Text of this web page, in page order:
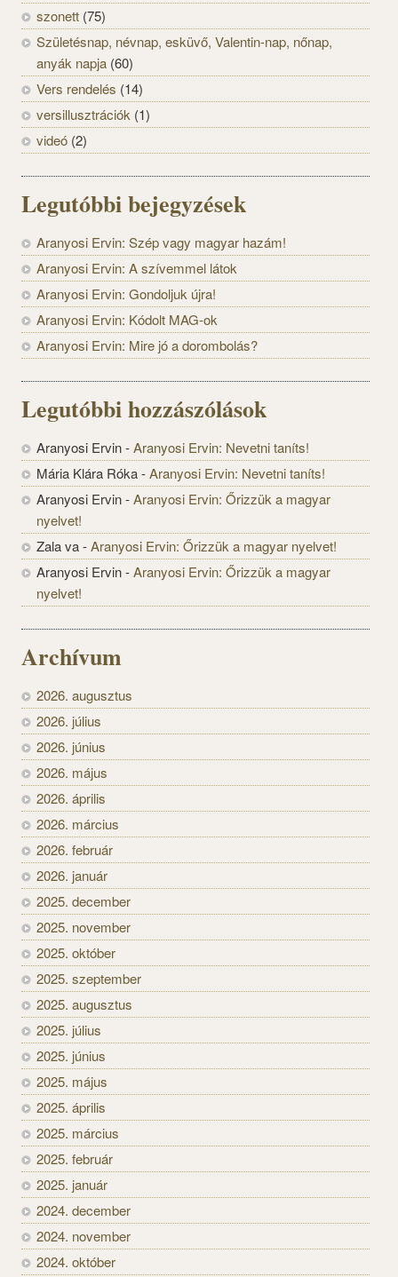
szonett (75)
Születésnap, névnap, esküvő, Valentin-nap, nőnap,
anyák napja (60)
Vers rendelés (14)
versillusztrációk (1)
videó (2)
Legutóbbi bejegyzések
Aranyosi Ervin: Szép vagy magyar hazám!
Aranyosi Ervin: A szívemmel látok
Aranyosi Ervin: Gondoljuk újra!
Aranyosi Ervin: Kódolt MAG-ok
Aranyosi Ervin: Mire jó a dorombolás?
Legutóbbi hozzászólások
Aranyosi Ervin-Aranyosi Ervin: Nevetni taníts!
Mária Klára Róka-Aranyosi Ervin: Nevetni taníts!
Aranyosi Ervin-Aranyosi Ervin: Őrizzük a magyar
nyelvet!
Zala va-Aranyosi Ervin: Őrizzük a magyar nyelvet!
Aranyosi Ervin-Aranyosi Ervin: Őrizzük a magyar
nyelvet!
Archívum
2026. augusztus
2026. július
2026. június
2026. május
2026. április
2026. március
2026. február
2026. január
2025. december
2025. november
2025. október
2025. szeptember
2025. augusztus
2025. július
2025. június
2025. május
2025. április
2025. március
2025. február
2025. január
2024. december
2024. november
2024. október